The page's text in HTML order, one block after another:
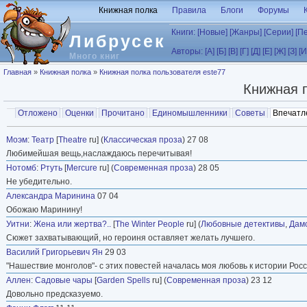
Перейти к основному содержанию
Либрусек
Много книг
Книжная полка Правила Блоги Форумы
Книги: [Новые] [Жанры] [Серии]
Авторы: [А] [Б] [В] [Г] [Д] [Е] [Ж] [З]
Вы здесь
Главная » Книжная полка » Книжная полка пользователя este77
Книжная
Главные вкладки
Отложено Оценки Прочитано Единомышленники Советы
Вторичные вкладки
Моэм: Театр [Theatre ru] (Классическая проза) 27 08
Любимейшая вещь,наслаждаюсь перечитывая!
Нотомб: Ртуть [Mercure ru] (Современная проза) 28 05
Не убедительно.
Александра Маринина 07 04
Обожаю Маринину!
Уитни: Жена или жертва?.. [The Winter People ru] (Любовные детективы,
Сюжет захватывающий, но героиня оставляет желать лучшего.
Василий Григорьевич Ян 29 03
"Нашествие монголов"- с этих повестей началась моя любовь к истории
Аллен: Садовые чары [Garden Spells ru] (Современная проза) 23 12
Довольно предсказуемо.